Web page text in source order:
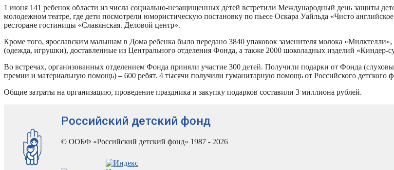
1 июня 141 ребенок области из числа социально-незащищенных детей встретили Международный день защиты
молодежном театре, где дети посмотрели юмористическую постановку по пьесе Оскара Уайльда «Чисто
ресторане гостиницы «Славянская. Деловой центр».
Кроме того, ярославским малышам в Дома ребенка было передано 3840 упаковок заменителя молока
(одежда, игрушки), доставленные из Центрального отделения Фонда, а также 2000 шоколадных изделий «Киндер-
Во встречах, организованных отделением Фонда приняли участие 300 детей. Получили подарки от Фонда
премии и материальную помощь) – 600 ребят. 4 тысячи получили гуманитарную помощь от Российского детского
Общие затраты на организацию, проведение праздника и закупку подарков составили 3 миллиона рублей.
Российский детский фонд
© ООБФ «Российский детский фонд» 1987 - 2026